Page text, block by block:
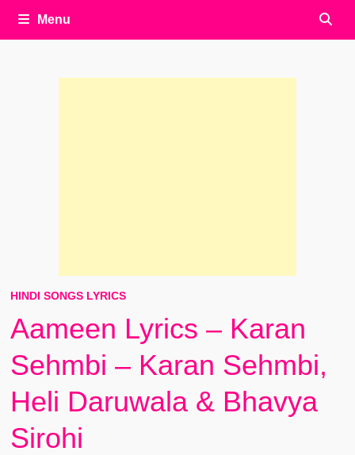
Menu
HINDI SONGS LYRICS
Aameen Lyrics – Karan
Sehmbi – Karan Sehmbi,
Heli Daruwala & Bhavya
Sirohi